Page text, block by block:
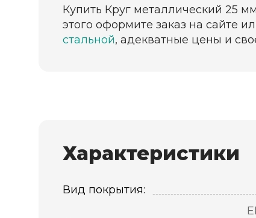
Купить Круг металлический 25
этого оформите заказ на сайте
стальной, адекватные цены и
Характеристики
Вид покрытия: